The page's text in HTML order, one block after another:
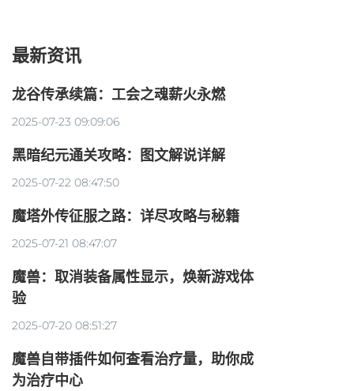
最新资讯
龙谷传承续篇：工会之魂薪火永燃
2025-07-23 09:09:06
黑暗纪元通关攻略：图文解说详解
2025-07-22 08:47:50
魔塔外传征服之路：详尽攻略与秘籍
2025-07-21 08:47:07
魔兽：取消装备属性显示，焕新游戏体
验
2025-07-20 08:51:27
魔兽自带插件如何查看治疗量，助你成
为治疗中心